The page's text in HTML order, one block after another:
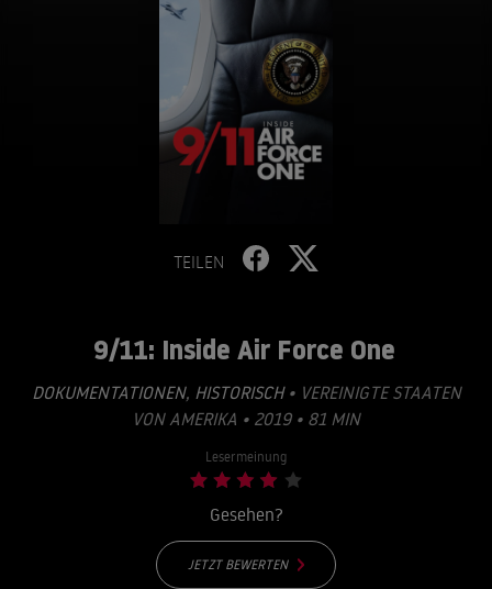
TEILEN
9/11: Inside Air Force One
DOKUMENTATIONEN, HISTORISCH• VEREINIGTE STAATEN
VON AMERIKA • 2019 • 81 MIN
Lesermeinung
Gesehen?
JETZT BEWERTEN